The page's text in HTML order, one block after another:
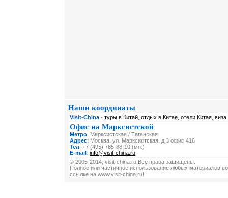
Наши координаты
Visit-China - туры в Китай, отдых в Китае, отели Китая, виза
Офис на Марксистской
Метро: Марксистская / Таганская
Адрес: Москва, ул. Марксистская, д 3 офис 416
Тел: +7 (495) 785-88-10 (мн.)
E-mail: info@visit-china.ru
© 2005-2014, visit-china.ru Все права защищены.
Полное или частичное использование любых материалов
ссылке на www.visit-china.ru!